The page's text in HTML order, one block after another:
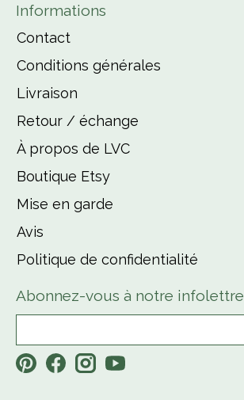
Informations
Contact
Conditions générales
Livraison
Retour / échange
À propos de LVC
Boutique Etsy
Mise en garde
Avis
Politique de confidentialité
Abonnez-vous à notre infolettre